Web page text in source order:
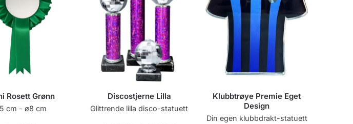
Rosett Grønn
cm - ø8 cm
Discostjerne Lilla
Glittrende lilla disco-statuett
Klubbtrøye Premie Eget
Design
Din egen klubbdrakt-statuett